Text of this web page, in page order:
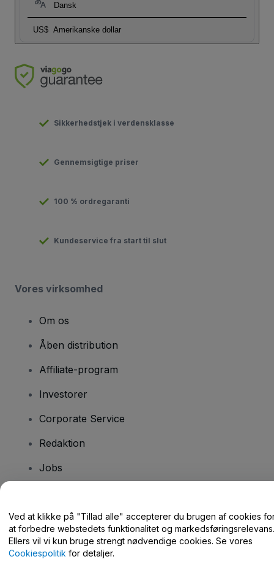
Dansk
US$ Amerikanske dollar
Sikkerhedstjek i verdensklasse
Gennemsigtige priser
100 % ordregaranti
Kundeservice fra start til slut
Vores virksomhed
Om os
Åben distribution
Affiliate-program
Investorer
Corporate Service
Redaktion
Jobs
Har du spørgsmål?
Hjælpecenter / Kontakt os
Ved at klikke på "Tillad alle" accepterer du brugen af cookies
at forbedre webstedets funktionalitet og markedsføringsrelevans.
Ellers vil vi kun bruge strengt nødvendige cookies. Se vores
Cookiespolitik for detaljer.